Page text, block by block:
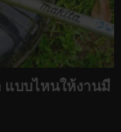
แบบไหนให้งานมี